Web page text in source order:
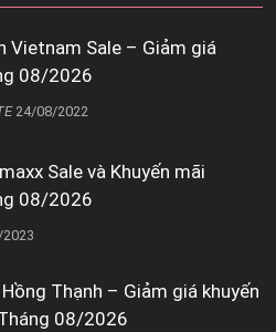
Vietnam Sale – Giảm giá
08/2026
24/08/2022
Sale và Khuyến mãi
08/2026
Hồng Thạnh – Giảm giá khuyến
08/2026